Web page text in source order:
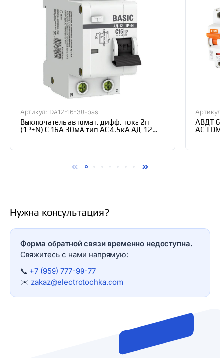
Артикул: DA12-16-30-bas
Выключатель автомат. дифф. тока 2п
(1P+N) C 16А 30мА тип AC 4.5кА АД-12
АВДТ
АС
Нужна консультация?
Форма обратной связи временно недоступна.
Свяжитесь с нами напрямую:
📞 +7 (959) 777-99-77
✉️ zakaz@electrotochka.com